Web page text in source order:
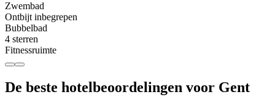
Zwembad
Ontbijt inbegrepen
Bubbelbad
4 sterren
Fitnessruimte
De beste hotelbeoordelingen voor Gent